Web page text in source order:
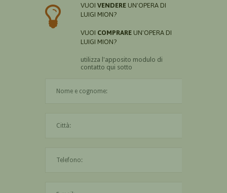
VUOI VENDERE UN'OPERA DI
LUIGI MION?
VUOI COMPRARE UN'OPERA DI
LUIGI MION?
utilizza l'apposito modulo di
contatto qui sotto